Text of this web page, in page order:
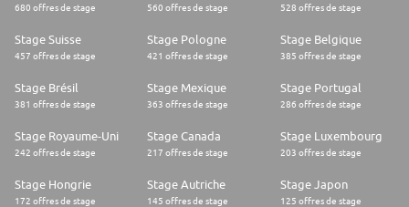
680 offres de stage 560 offres de stage 528 offres de stage
Stage Suisse
457 offres de stage
Stage Pologne
421 offres de stage
Stage Belgique
385 offres de stage
Stage Brésil
381 offres de stage
Stage Mexique
363 offres de stage
Stage Portugal
286 offres de stage
Stage Royaume-Uni
242 offres de stage
Stage Canada
217 offres de stage
Stage Luxembourg
203 offres de stage
Stage Hongrie
172 offres de stage
Stage Autriche
145 offres de stage
Stage Japon
125 offres de stage